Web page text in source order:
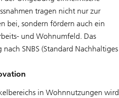
tragen nicht nur zur
bei, sondern fördern auch ein
und Wohnumfeld. Das
SNBS (Standard Nachhaltiges
in Wohnnutzungen wird